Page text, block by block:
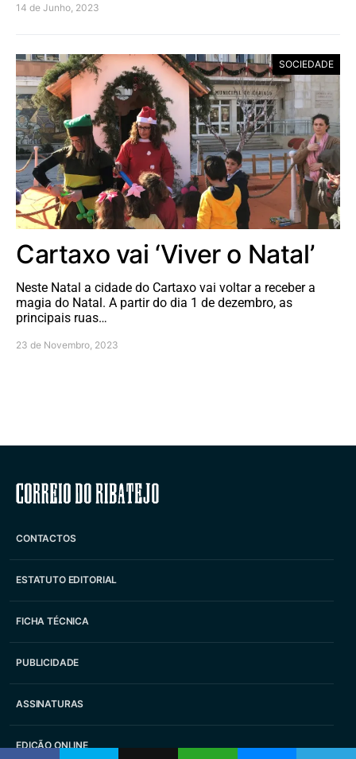
14 de Junho, 2023
SOCIEDADE
Cartaxo vai ‘Viver o Natal’
Neste Natal a cidade do Cartaxo vai voltar a receber a
magia do Natal. A partir do dia 1 de dezembro, as
principais ruas…
23 de Novembro, 2023
Correio do Ribatejo
CONTACTOS
ESTATUTO EDITORIAL
FICHA TÉCNICA
PUBLICIDADE
ASSINATURAS
EDIÇÃO ONLINE